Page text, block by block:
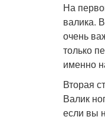
На
валика.
очень
только
именно
Вторая
Валик
если вы